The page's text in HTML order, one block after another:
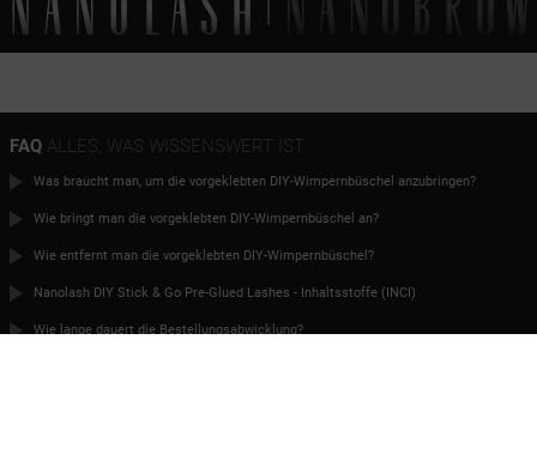
FAQALLES, WAS WISSENSWERT IST
Was braucht man, um die vorgeklebten DIY-Wimpernbüschel anzubringen?
Wie bringt man die vorgeklebten DIY-Wimpernbüschel an?
Wie entfernt man die vorgeklebten DIY-Wimpernbüschel?
Nanolash DIY Stick & Go Pre-Glued Lashes - Inhaltsstoffe (INCI)
Wie lange dauert die Bestellungsabwicklung?